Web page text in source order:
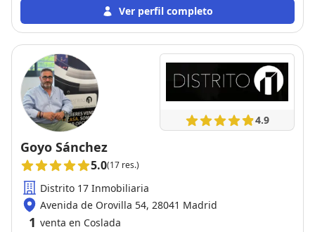
Ver perfil completo
4.9
Goyo Sánchez
5.0(17 res.)
Distrito 17 Inmobiliaria
Avenida de Orovilla 54, 28041 Madrid
1 venta en Coslada